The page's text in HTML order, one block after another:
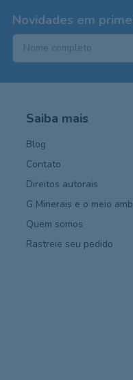
Novidades em
Saiba mais
Blog
Contato
Direitos autorais
G Minerais e o meio
Quem somos
Rastreie seu pedido